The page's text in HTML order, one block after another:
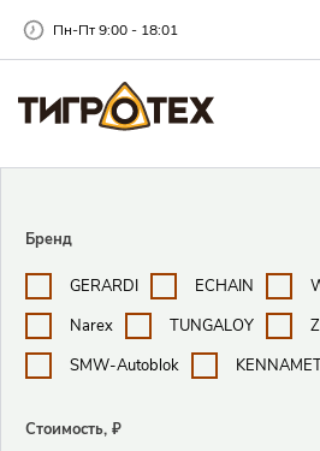
Пн-Пт 9:00 - 18:01
Бренд
GERARDI ECHAIN
Narex
TUNGALOY
SMW-Autoblok
Стоимость, ₽